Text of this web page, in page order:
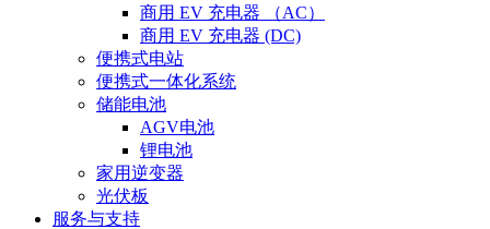
商用 EV 充电器 （AC）
商用 EV 充电器 (DC)
便携式电站
便携式一体化系统
储能电池
AGV电池
锂电池
家用逆变器
光伏板
服务与支持